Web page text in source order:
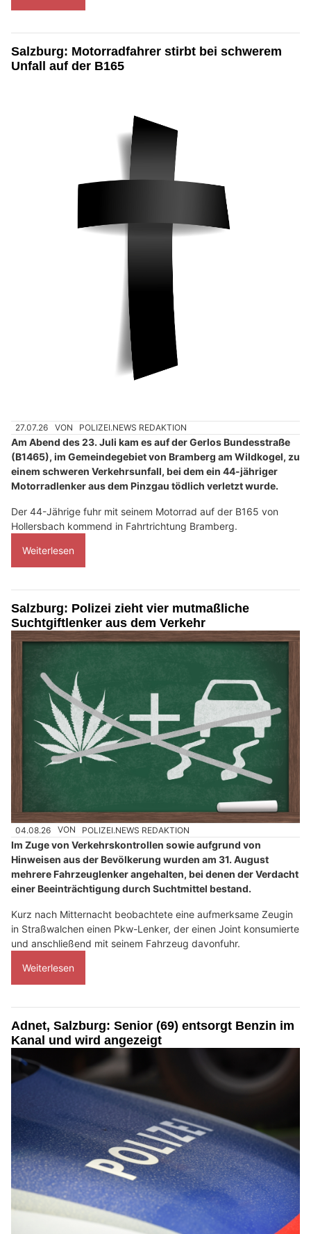
Salzburg: Motorradfahrer stirbt bei schwerem
Unfall auf der B165
27.07.26 VON POLIZEI.NEWS REDAKTION
Am Abend des 23. Juli kam es auf der Gerlos Bundesstraße
(B1465), im Gemeindegebiet von Bramberg am Wildkogel, zu
einem schweren Verkehrsunfall, bei dem ein 44-jähriger
Motorradlenker aus dem Pinzgau tödlich verletzt wurde.
Der 44-Jährige fuhr mit seinem Motorrad auf der B165 von
Hollersbach kommend in Fahrtrichtung Bramberg.
Weiterlesen
Salzburg: Polizei zieht vier mutmaßliche
Suchtgiftlenker aus dem Verkehr
04.08.26 VON POLIZEI.NEWS REDAKTION
Im Zuge von Verkehrskontrollen sowie aufgrund von
Hinweisen aus der Bevölkerung wurden am 31. August
mehrere Fahrzeuglenker angehalten, bei denen der Verdacht
einer Beeinträchtigung durch Suchtmittel bestand.
Kurz nach Mitternacht beobachtete eine aufmerksame Zeugin
in Straßwalchen einen Pkw-Lenker, der einen Joint konsumierte
und anschließend mit seinem Fahrzeug davonfuhr.
Weiterlesen
Adnet, Salzburg: Senior (69) entsorgt Benzin im
Kanal und wird angezeigt